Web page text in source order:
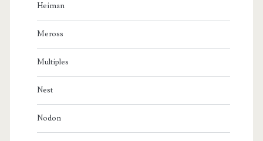
Heiman
Meross
Multiples
Nest
Nodon